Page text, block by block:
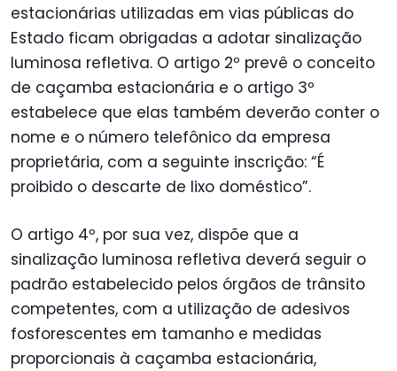
estacionárias utilizadas em vias públicas do
Estado ficam obrigadas a adotar sinalização
luminosa refletiva. O artigo 2º prevê o conceito
de caçamba estacionária e o artigo 3º
estabelece que elas também deverão conter o
nome e o número telefônico da empresa
proprietária, com a seguinte inscrição: “É
proibido o descarte de lixo doméstico”.
O artigo 4º, por sua vez, dispõe que a
sinalização luminosa refletiva deverá seguir o
padrão estabelecido pelos órgãos de trânsito
competentes, com a utilização de adesivos
fosforescentes em tamanho e medidas
proporcionais à caçamba estacionária,